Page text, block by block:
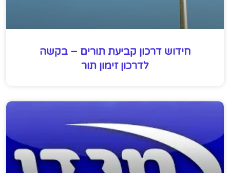
חידוש דרכון קביעת תורים – בקשה
לדרכון זימון תור